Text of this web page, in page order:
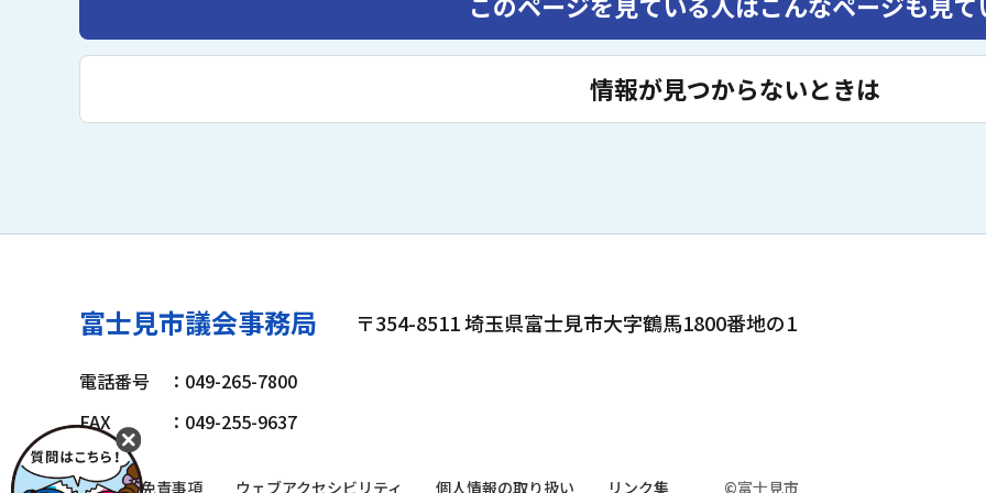
情報が見つからないときは
富士見市議会事務局 〒354-8511 埼玉県富士見市大字鶴馬1800番地の1
電話番号
：049-265-7800
FAX
：049-255-9637
著作権・免責事項 ウェブアクセシビリティ 個人情報の取り扱い リンク集 ©富士見市